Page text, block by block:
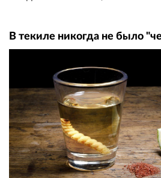
В текиле никогда не было